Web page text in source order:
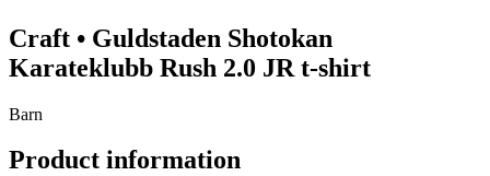
Craft • Guldstaden Shotokan
Karateklubb Rush 2.0 JR t-shirt
Barn
Product information